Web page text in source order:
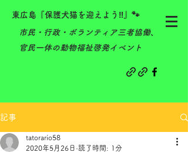
東広島『保護犬猫を迎えよう‼』🐾
​市民・行政・ボランティア三者協働、
官民一体の動物福祉啓発イベント
記事
tatorario58
2020年5月26日 読了時間: 1分